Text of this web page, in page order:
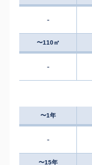
-
〜110㎡
-
〜1年
-
〜15年